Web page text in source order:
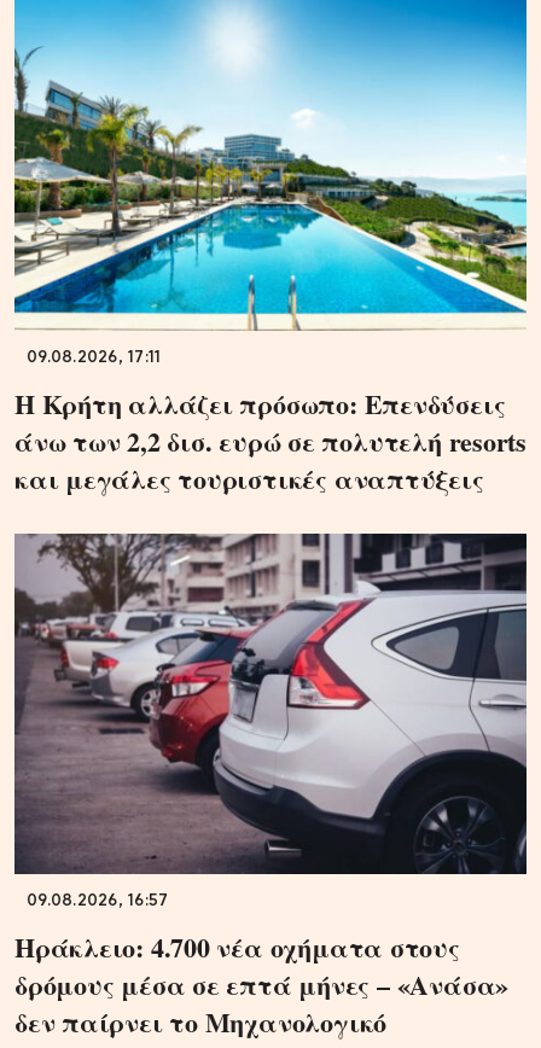
09.08.2026, 17:11
Η Κρήτη αλλάζει πρόσωπο: Επενδύσεις
άνω των 2,2 δισ. ευρώ σε πολυτελή resorts
και μεγάλες τουριστικές αναπτύξεις
09.08.2026, 16:57
Ηράκλειο: 4.700 νέα οχήματα στους
δρόμους μέσα σε επτά μήνες – «Ανάσα»
δεν παίρνει το Μηχανολογικό